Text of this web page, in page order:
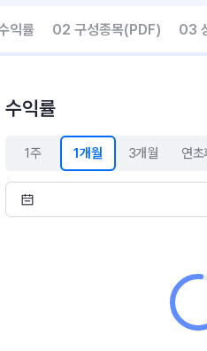
익률 02 구성종목(PDF) 03
수익률
1주 1개월 3개월 연초